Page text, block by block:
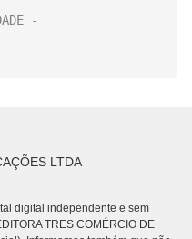
LTDA
digital independente e sem
TRES COMÉRCIO DE